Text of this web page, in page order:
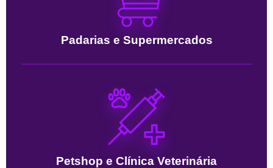
Padarias e Supermercados
Petshop e Clínica Veterinária